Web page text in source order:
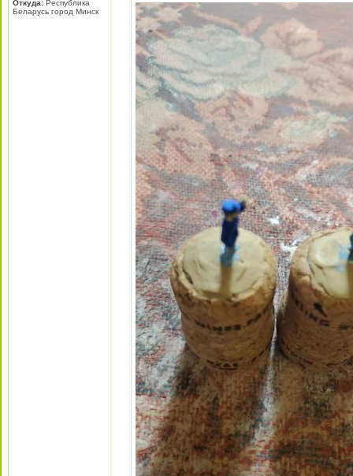
Откуда: Республика
Беларусь город Минск